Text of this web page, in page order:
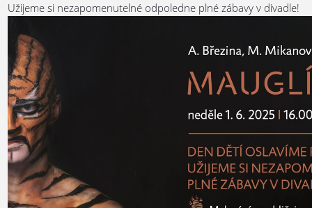
Užijeme si nezapomenutelné odpoledne plné zábavy v divadle!